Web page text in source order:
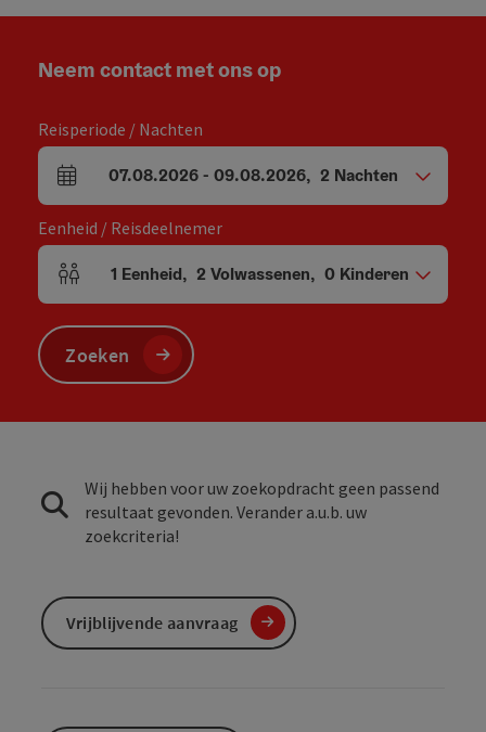
Neem contact met ons op
Reisperiode / Nachten
Velden voor aankomst en vertrek
07.08.2026- 09.08.2026, 2 Nachten
Eenheid / Reisdeelnemer
Aantal eenheden en persoonsvelden
1 Eenheid, 2 Volwassenen, 0 Kinderen
Zoeken
Wij hebben voor uw zoekopdracht geen passend
resultaat gevonden. Verander a.u.b. uw
zoekcriteria!
Vrijblijvende aanvraag